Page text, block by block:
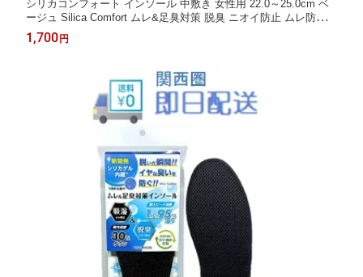
シリカコンフォート インソール 中敷き 女性用 22.0～25.0cm ベ
ージュ Silica Comfort ムレ&足臭対策 脱臭 ニオイ防止 ムレ防止
吸湿 シリカゲル フットケア 靴 シューズ 菌繁殖抑制 履く脱臭剤
さらさらニオなわインソール 口コミ 送料無料 メール便
1,700円